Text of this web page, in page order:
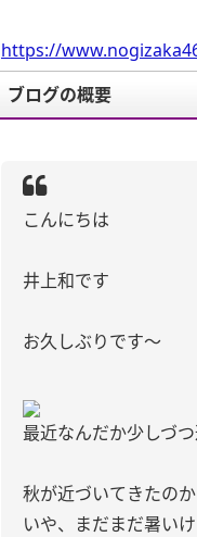
https://
ブログの概要
こんにちは
井上和です
お久しぶりです〜
最近なんだか少しづ
秋が近づいてきたの
いや、まだまだ暑いけ